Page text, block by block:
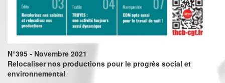
N°395 - Novembre 2021
Relocaliser nos productions pour le progrès social et
environnemental